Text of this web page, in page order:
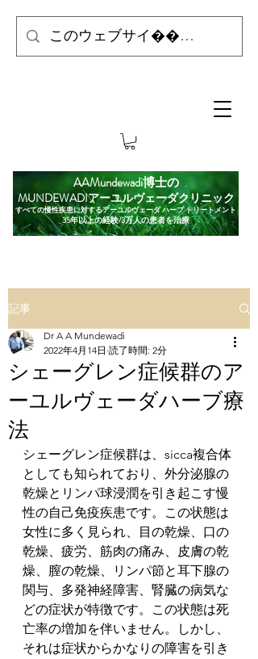
AAMundewadi博士の
MUNDEWADIアーユルヴェーダクリニック
すべての慢性疾患に対するアーユルヴェーダ ハーブ トリートメント
35年以上の経験/3万人の患者を治療
記事
シェーグレン症候群のア
ーユルヴェーダハーブ療
法
Dr A A Mundewadi
2022年4月14日 読了時間: 2分
シェーグレン症候群は、sicca複合体
としても知られており、外分泌腺の
乾燥とリンパ球浸潤を引き起こす慢
性の自己免疫疾患です。この状態は
女性に多く見られ、目の乾燥、口の
乾燥、疲労、筋肉の痛み、皮膚の乾
燥、膣の乾燥、リンパ節と耳下腺の
関与、多発神経障害、腎臓の病気な
どの症状が特徴です。この状態は死
亡率の増加を伴いません。しかし、
それは症状からかなりの障害を引き